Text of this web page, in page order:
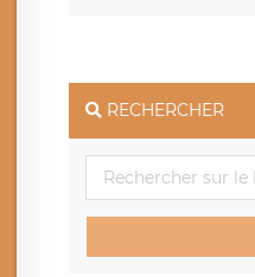
RECHERCHER